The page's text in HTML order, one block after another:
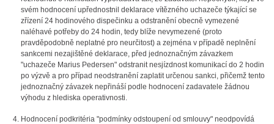
svém hodnocení upřednostnil deklarace vítězného uchazeče týkající se
zřízení 24 hodinového dispečinku a odstranění obecně vymezené
naléhavé potřeby do 24 hodin, tedy blíže nevymezené (proto
pravděpodobně neplatné pro neurčitost) a zejména v případě neplnění
sankcemi nezajištěné deklarace, před jednoznačným závazkem
"uchazeče Marius Pedersen" odstranit nesjízdnost komunikací do 2 hodin
po výzvě a pro případ neodstranění zaplatit určenou sankci, přičemž tento
jednoznačný závazek nepřináší podle hodnocení zadavatele žádnou
výhodu z hlediska operativnosti.
Hodnocení podkritéria "podmínky odstoupení od smlouvy" neodpovídá